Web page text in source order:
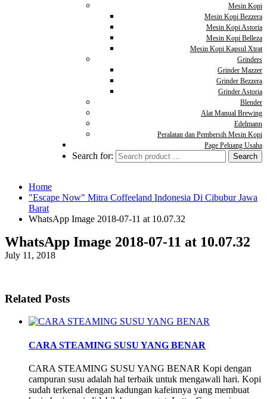
Mesin Kopi
Mesin Kopi Bezzera
Mesin Kopi Astoria
Mesin Kopi Belleza
Mesin Kopi Kapsul Xtrat
Grinders
Grinder Mazzer
Grinder Bezzera
Grinder Astoria
Blender
Alat Manual Brewing
Edelmann
Peralatan dan Pembersih Mesin Kopi
Page Peluang Usaha
Search for:
Home
"Escape Now" Mitra Coffeeland Indonesia Di Cibubur Jawa
Barat
WhatsApp Image 2018-07-11 at 10.07.32
WhatsApp Image 2018-07-11 at 10.07.32
July 11, 2018
Related Posts
CARA STEAMING SUSU YANG BENAR
CARA STEAMING SUSU YANG BENAR Kopi dengan
campuran susu adalah hal terbaik untuk mengawali hari. Kopi
sudah terkenal dengan kadungan kafeinnya yang membuat